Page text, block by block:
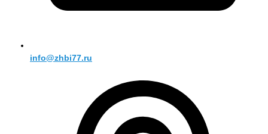
info@zhbi77.ru